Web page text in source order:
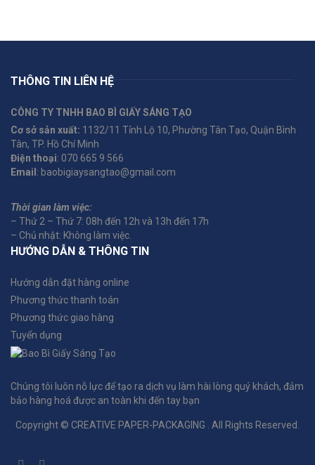
THÔNG TIN LIÊN HỆ
CÔNG TY TNHH BAO BÌ GIẤY SÁNG TẠO
Cơ sở sản xuất: 1132/11 Tỉnh Lộ 10, Phường Tân Tạo, Quận Bình
Tân, TP. Hồ Chí Minh
Điện thoại: 070 665 9 566
Email : baobigiaysangtao@gmail.com
Thời gian làm việc:
– Thứ 2 – Thứ 7: 08h đến 12h và 13h đến 17h
– Chủ nhật: Không làm việc.
HƯỚNG DẪN & THÔNG TIN
Hướng dẫn đặt hàng online
Phương thức thanh toán
Phương thức giao hàng
Tuyển dụng
Chúng tôi luôn nỗ lực để tạo ra dịch vụ làm hài lòng quý khách, đảm
bảo hàng hoá được an toàn khi đến tay bạn
Copyright © CREATIVE PAPER-PACKAGING . All Rights Reserved.